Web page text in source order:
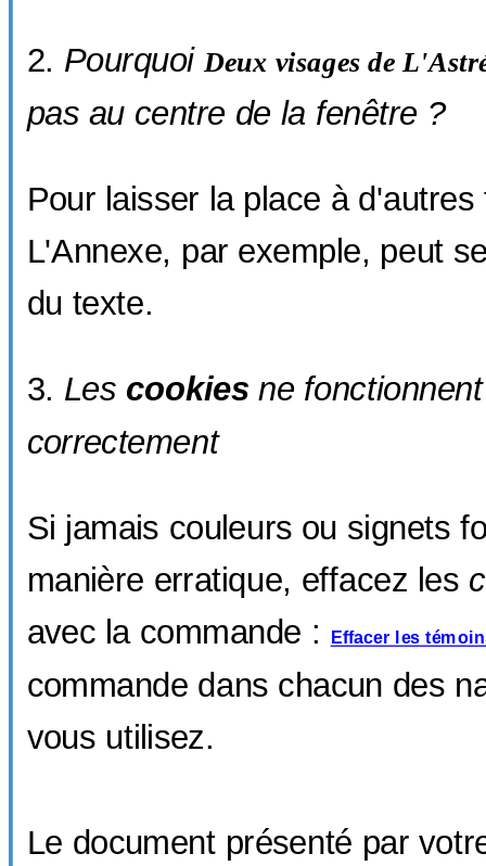
Pourquoi Deux visages de
pas au centre de la fenêtre ?
Pour laisser la place à d'autres
L'Annexe, par exemple, peut
du texte.
Les cookies ne
correctement
Si jamais couleurs ou signets
manière erratique, effacez les
avec la commande :
Effacer les
commande dans chacun des
vous utilisez.
Le document présenté par